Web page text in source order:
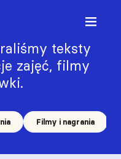
teksty
zajęć, filmy
Filmy i nagrania